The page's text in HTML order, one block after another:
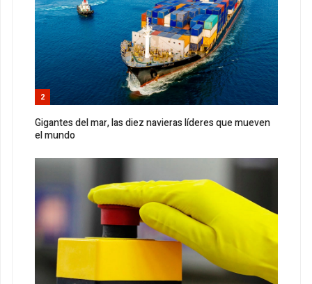
2
Gigantes del mar, las diez navieras líderes que mueven
el mundo